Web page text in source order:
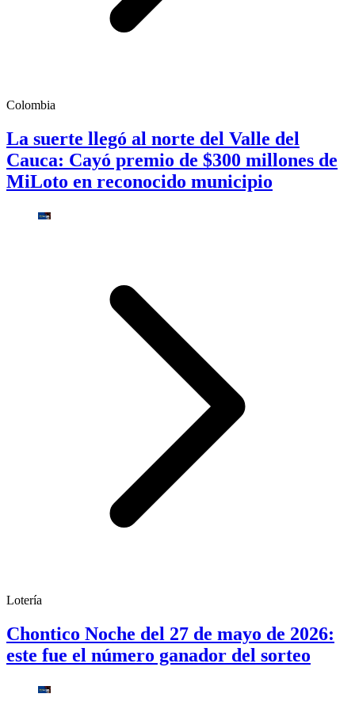
Colombia
La suerte llegó al norte del Valle del
Cauca: Cayó premio de $300 millones de
MiLoto en reconocido municipio
Lotería
Chontico Noche del 27 de mayo de 2026:
este fue el número ganador del sorteo